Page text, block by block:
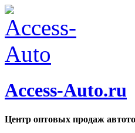
Access-Auto.ru
Центр оптовых продаж